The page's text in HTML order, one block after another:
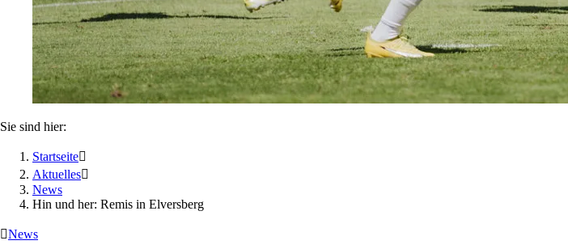
Sie sind hier:
Startseite
Aktuelles
News
Hin und her: Remis in Elversberg
News